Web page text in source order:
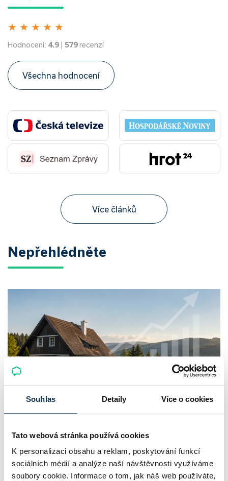
Souhlas Detaily Více o cookies
Tato webová stránka používá cookies
K personalizaci obsahu a reklam, poskytování funkcí
sociálních médií a analýze naší návštěvnosti využíváme
soubory cookie. Informace o tom, jak náš web používáte,
★ ★ ★ ★ ★
Hodnocení: 4.9 | 579recenzí
Všechna hodnocení
Více článků
Nepřehlédněte
Chaty a chalupy v ČR zdražují, nabídka
klesá a trh zrychluje
Český trh rekreačních nemovitostí letos ukazuje nečekanou
odolnost. Chaty a chalupy podle čerstvých dat za poslední